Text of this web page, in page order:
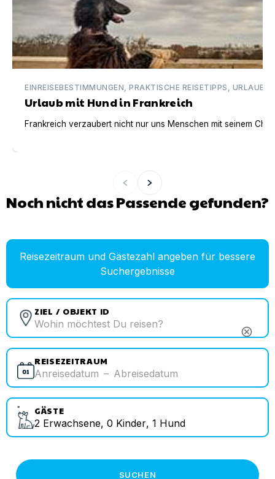
EINREISEBESTIMMUNGEN, PRAKTISCHE REISETIPPS,
Urlaub mit Hund in Frankreich
Frankreich verzaubert nicht nur uns Menschen mit seinem
Noch nicht das Passende gefunden?
Reisezeitraum und Gästezahl angeben für bessere
Suchergebnisse
ZIEL / OBJEKT ID
cancel
REISEZEITRAUM
Anreisedatum – Abreisedatum
GÄSTE
2 Erwachsene, 0 Kinder, 1 Hund
SUCHEN